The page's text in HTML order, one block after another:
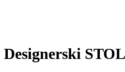
Designerski